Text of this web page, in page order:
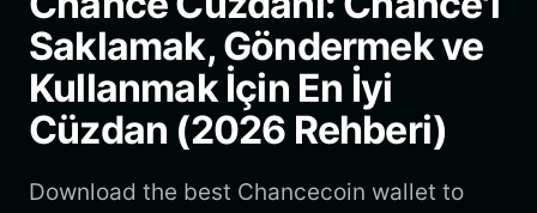
ภาษาไทย
हिन्दी
Español
Português (Brasil)
Saklamak, Göndermek ve
Kullanmak İçin En İyi
Cüzdan (2026 Rehberi)
Download the best Chancecoin wallet to